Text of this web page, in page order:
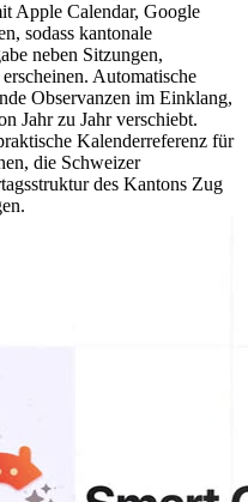
Apple Calendar, Google
sodass kantonale
neben Sitzungen,
Automatische
Observanzen im Einklang,
Jahr zu Jahr verschiebt.
Kalenderreferenz für
die Schweizer
des Kantons Zug